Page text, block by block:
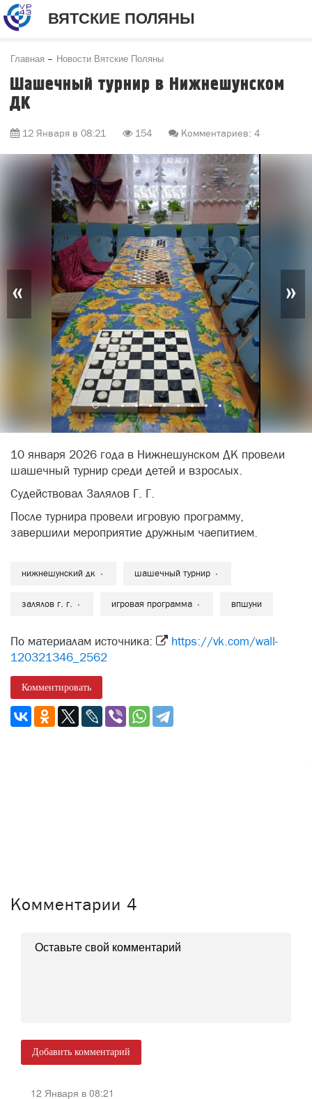
ВЯТСКИЕ ПОЛЯНЫ
Главная Новости Вятские Поляны
Шашечный турнир в Нижнешунском
ДК
12 Января в 08:21 154 Комментариев: 4
« »
10 января 2026 года в Нижнешунском ДК провели
шашечный турнир среди детей и взрослых.
Судействовал Залялов Г. Г.
После турнира провели игровую программу,
завершили мероприятие дружным чаепитием.
нижнешунский дк шашечный турнир
залялов г. г. игровая программа впшуни
По материалам источника:
https://vk.com/wall-
120321346_2562
Комментировать
Комментарии 4
Добавить комментарий
12 Января в 08:21